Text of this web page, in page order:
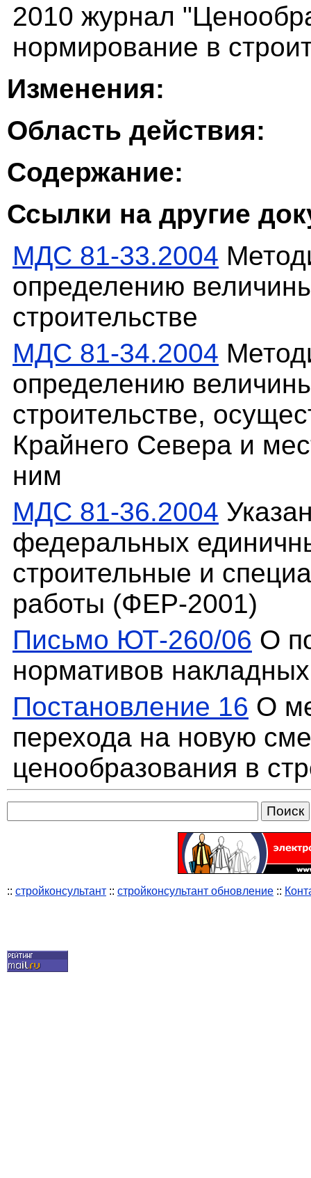
2010 журнал
нормирование в
Изменения:
Область действия:
Содержание:
Ссылки на другие
МДС 81-33.2004
определению
строительстве
МДС 81-34.2004
определению
строительстве,
Крайнего Севера и
ним
МДС 81-36.2004
федеральных
строительные и
работы (ФЕР-2001)
Письмо ЮТ-260/06 О
нормативов
Постановление 16 О
перехода на новую
ценообразования в
:: стройконсультант :: стройконсультант обновление ::